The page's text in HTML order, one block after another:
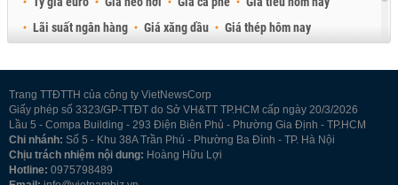
Lãi suất ngân hàng
Giá xăng dầu
Giá thép hôm nay
Trang TTĐTTH của công ty VietNewsCorp
Giấy phép số 3323/GP-TTĐT do Sở VH&TT TP.HCM cấp ngày 20/3/2026
Lầu 5 - Compa Building - 293 Điện Biên Phủ - Phường Gia Định - TP.HCM
Chi nhánh: Số 5 - Khu 38A Trần Phú - Phường Ba Đình - TP. Hà Nội
Chịu trách nhiệm nội dung: Hoàng Hữu Lợi
Hotline: 0975798489